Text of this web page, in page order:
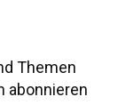
Themen
abonnieren